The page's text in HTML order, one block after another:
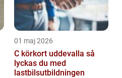
01 maj 2026
C körkort uddevalla så
lyckas du med
lastbilsutbildningen